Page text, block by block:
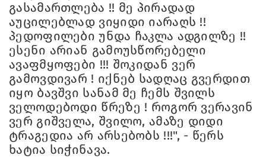
გასამართლება !! მე პირადად
აუცილებლად ვიყიდი იარაღს !!
პედოფილები უნდა ჩაკლა ადგილზე !!
ესენი არიან გამოუსწორებელი
ავაფმყოფები !!! შოკიდან ვერ
გამოვდივარ ! იქნებ სადღაც გვერდით
იყო ბავშვი სანამ მე ჩემს შვილს
ველოდებოდი წრეზე ! როგორ ვერავინ
ვერ გიშველა, შვილო, ამაზე დიდი
ტრაგედია არ არსებობს !!!", - წერს
ხატია სიჭინავა.